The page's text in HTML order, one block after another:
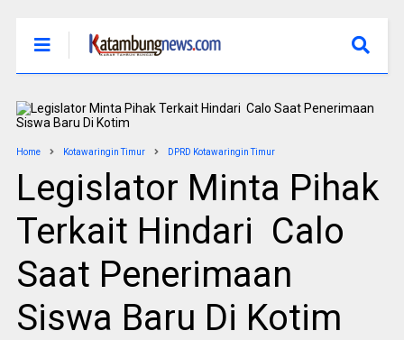
Home Kotawaringin Timur DPRD Kotawaringin Timur
Legislator Minta Pihak
Terkait Hindari Calo
Saat Penerimaan
Siswa Baru Di Kotim